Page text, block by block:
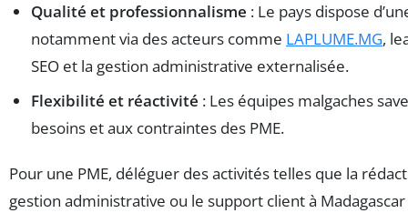
Qualité et professionnalisme : Le pays dispose
notamment via des acteurs comme LAPLUME.MG,
SEO et la gestion administrative externalisée.
Flexibilité et réactivité : Les équipes malgaches
besoins et aux contraintes des PME.
Pour une PME, déléguer des activités telles que la
gestion administrative ou le support client à